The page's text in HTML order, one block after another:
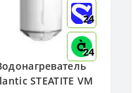
24
24
STEATITE VM